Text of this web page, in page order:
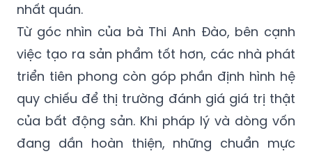
nhất quán.
Từ góc nhìn của bà Thi Anh Đào, bên cạnh
việc tạo ra sản phẩm tốt hơn, các nhà phát
triển tiên phong còn góp phần định hình hệ
quy chiếu để thị trường đánh giá giá trị thật
của bất động sản. Khi pháp lý và dòng vốn
đang dần hoàn thiện, những chuẩn mực